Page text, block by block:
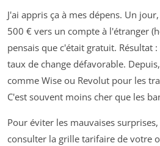
J'ai appris ça à mes dépens. Un
500 € vers un compte à l'étranger
pensais que c'était gratuit. Résultat
taux de change défavorable.
comme Wise ou Revolut pour les
C'est souvent moins cher que les
Pour éviter les mauvaises
consulter la grille tarifaire de votre